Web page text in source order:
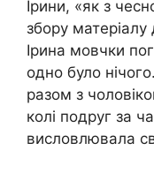
Ірини, «як з
збору
Ірина мовчки
одно було
разом з
колі подруг за
висловлювала